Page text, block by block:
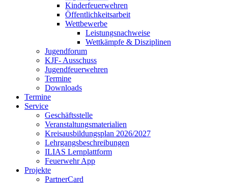
Kinderfeuerwehren
Öffentlichkeitsarbeit
Wettbewerbe
Leistungsnachweise
Wettkämpfe & Disziplinen
Jugendforum
KJF- Ausschuss
Jugendfeuerwehren
Termine
Downloads
Termine
Service
Geschäftsstelle
Veranstaltungsmaterialien
Kreisausbildungsplan 2026/2027
Lehrgangsbeschreibungen
ILIAS Lernplattform
Feuerwehr App
Projekte
PartnerCard